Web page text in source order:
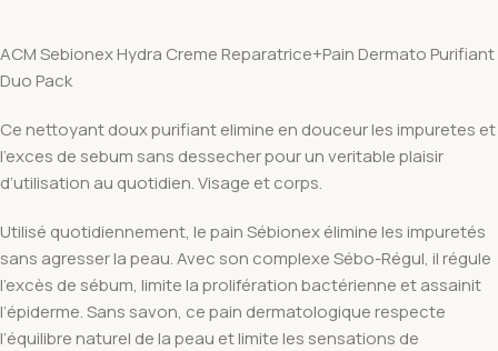
ACM Sebionex Hydra Creme Reparatrice+Pain Dermato Purifiant
Duo Pack
Ce nettoyant doux purifiant elimine en douceur les impuretes et
l’exces de sebum sans dessecher pour un veritable plaisir
d’utilisation au quotidien. Visage et corps.
Utilisé quotidiennement, le pain Sébionex élimine les impuretés
sans agresser la peau. Avec son complexe Sébo-Régul, il régule
l’excès de sébum, limite la prolifération bactérienne et assainit
l’épiderme. Sans savon, ce pain dermatologique respecte
l’équilibre naturel de la peau et limite les sensations de